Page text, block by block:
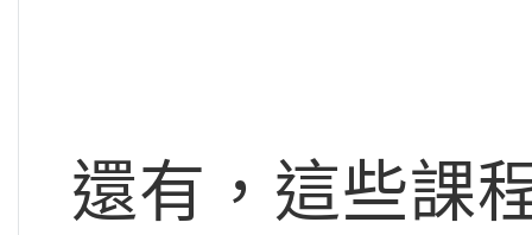
還有，這些課